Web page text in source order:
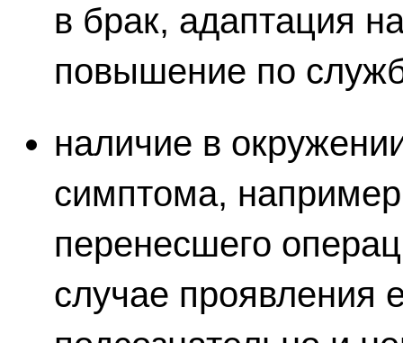
в брак, адаптация
повышение по
наличие в
симптома,
перенесшего
случае проявления